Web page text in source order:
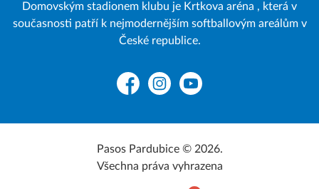
Domovským stadionem klubu je Krtkova aréna , která v
současnosti patří k nejmodernějším softballovým areálům v
České republice.
FacebookInstagramYouTube
Pasos Pardubice © 2026.
Všechna práva vyhrazena